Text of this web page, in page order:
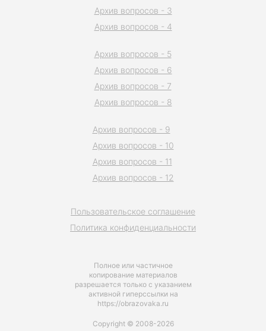
Полное или частичное
копирование материалов
разрешается только с указанием
активной гиперссылки на
https://obrazovaka.ru
Пользовательское соглашение
Политика конфиденциальности
Архив вопросов - 3
Архив вопросов - 4
Архив вопросов - 5
Архив вопросов - 6
Архив вопросов - 7
Архив вопросов - 8
Архив вопросов - 9
Архив вопросов - 10
Архив вопросов - 11
Архив вопросов - 12
Copyright © 2008-2026